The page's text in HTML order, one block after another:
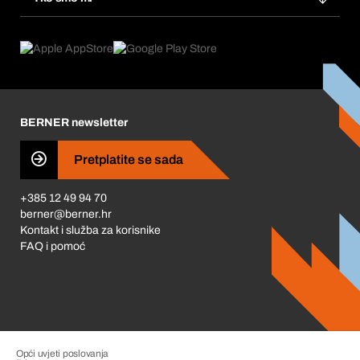
Pretplate
Što nas pokreće
Business Conduct
BERNER newsletter
Pretplatite se sada
+385 12 49 94 70
berner@berner.hr
Kontakt i služba za korisnike
FAQ i pomoć
Opći uvjeti poslovanja